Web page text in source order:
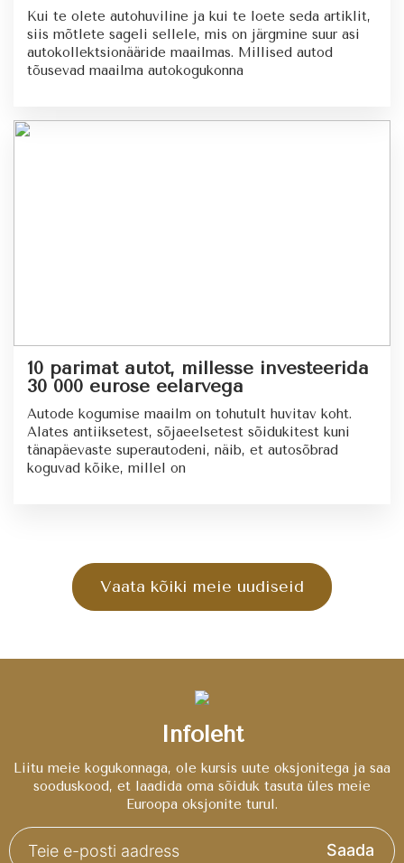
Kui te olete autohuviline ja kui te loete seda artiklit,
siis mõtlete sageli sellele, mis on järgmine suur asi
autokollektsionääride maailmas. Millised autod
tõusevad maailma autokogukonna
10 parimat autot, millesse investeerida
30 000 eurose eelarvega
Autode kogumise maailm on tohutult huvitav koht.
Alates antiiksetest, sõjaeelsetest sõidukitest kuni
tänapäevaste superautodeni, näib, et autosõbrad
koguvad kõike, millel on
Vaata kõiki meie uudiseid
Infoleht
Liitu meie kogukonnaga, ole kursis uute oksjonitega ja saa
sooduskood, et laadida oma sõiduk tasuta üles meie
Euroopa oksjonite turul.
Saada